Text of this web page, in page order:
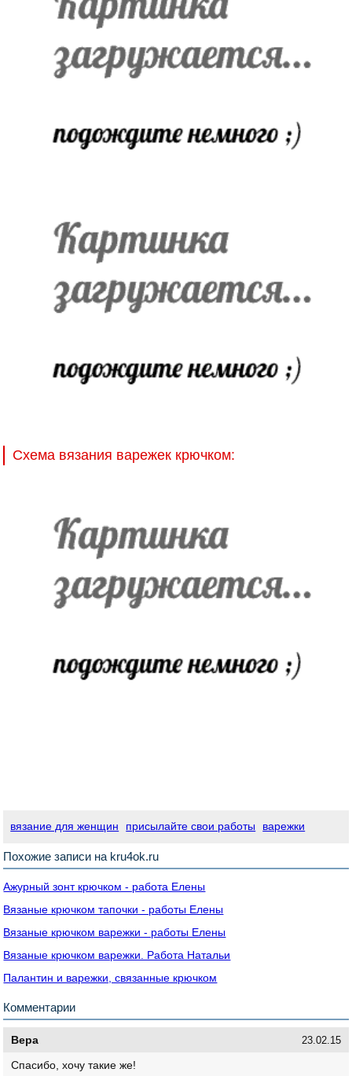
Схема вязания варежек крючком:
вязание для женщин присылайте свои работы варежки
Похожие записи на kru4ok.ru
Ажурный зонт крючком - работа Елены
Вязаные крючком тапочки - работы Елены
Вязаные крючком варежки - работы Елены
Вязаные крючком варежки. Работа Натальи
Палантин и варежки, связанные крючком
Комментарии
Вера 23.02.15
Спасибо, хочу такие же!